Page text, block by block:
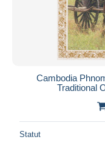
Cambodia
Traditional
Statut